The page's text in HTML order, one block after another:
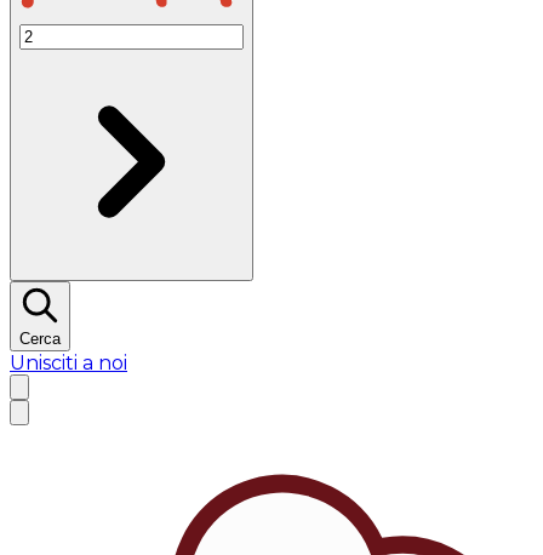
Cerca
Unisciti a noi